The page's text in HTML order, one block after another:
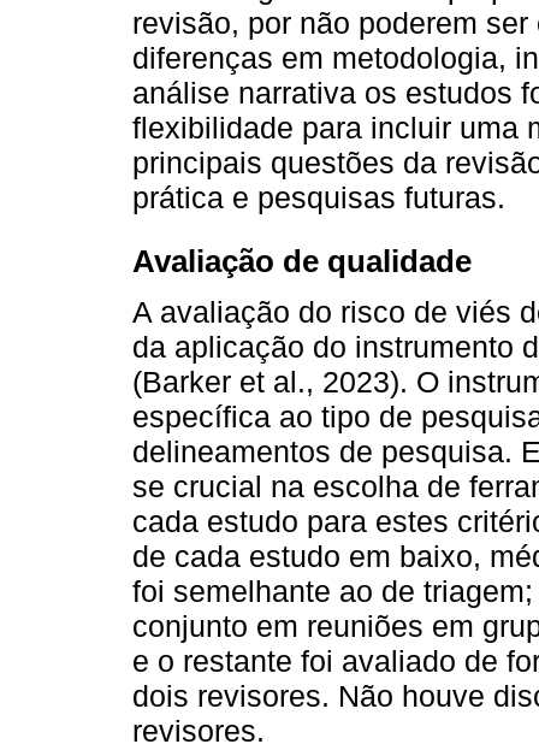
revisão, por não poderem
diferenças em metodologia,
análise narrativa os estudos
flexibilidade para incluir uma
principais questões da
prática e pesquisas futuras.
Avaliação de qualidade
A avaliação do risco de viés
da aplicação do instrumento
(Barker et al., 2023). O
específica ao tipo de
delineamentos de pesquisa.
se crucial na escolha de
cada estudo para estes
de cada estudo em baixo,
foi semelhante ao de
conjunto em reuniões em
e o restante foi avaliado de
dois revisores. Não houve
revisores.